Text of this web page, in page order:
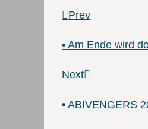
Prev
• Am Ende wird
Next
• ABIVENGERS